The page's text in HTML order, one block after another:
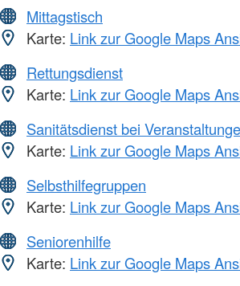
Mittagstisch
Karte: Link zur Google Maps
Rettungsdienst
Karte: Link zur Google Maps
Sanitätsdienst bei
Karte: Link zur Google Maps
Selbsthilfegruppen
Karte: Link zur Google Maps
Seniorenhilfe
Karte: Link zur Google Maps